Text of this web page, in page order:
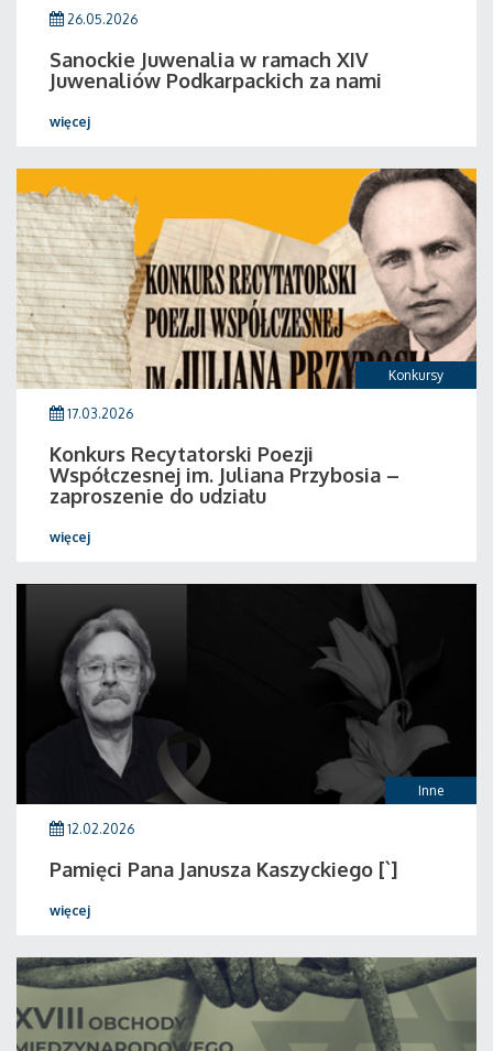
26.05.2026
Sanockie Juwenalia w ramach XIV
Juwenaliów Podkarpackich za nami
więcej
Konkursy
17.03.2026
Konkurs Recytatorski Poezji
Współczesnej im. Juliana Przybosia –
zaproszenie do udziału
więcej
Inne
12.02.2026
Pamięci Pana Janusza Kaszyckiego [`]
więcej